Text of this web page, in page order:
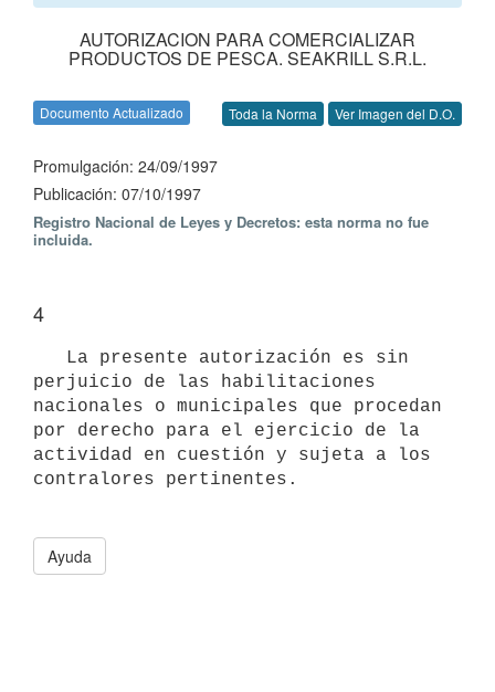
AUTORIZACION PARA COMERCIALIZAR
PRODUCTOS DE PESCA. SEAKRILL S.R.L.
Documento Actualizado Toda la Norma Ver Imagen del D.O.
Promulgación: 24/09/1997
Publicación: 07/10/1997
Registro Nacional de Leyes y Decretos: esta norma no fue
incluida.
4
perjuicio de las habilitaciones
nacionales o municipales que procedan
por derecho para el ejercicio de la
actividad en cuestión y sujeta a los
contralores pertinentes.
Ayuda